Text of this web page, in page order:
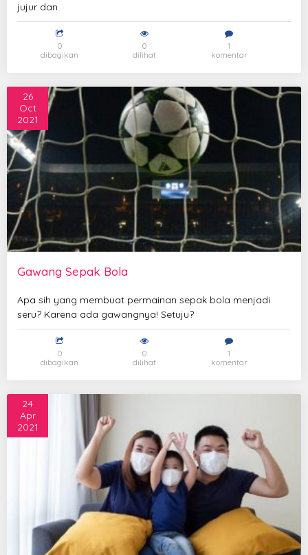
jujur dan
0
dibagikan
0
dilihat
1
komentar
Gawang Sepak Bola
26
Oct
2021
Apa sih yang membuat permainan sepak bola menjadi
seru? Karena ada gawangnya! Setuju?
0
dibagikan
0
dilihat
1
komentar
24
Apr
2021